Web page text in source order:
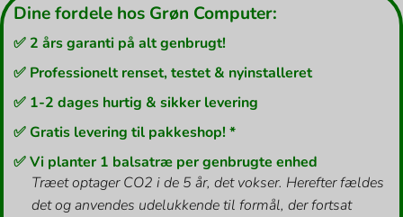
Dine fordele hos Grøn Computer:
✅ 2 års garanti på alt genbrugt!
✅ Professionelt renset, testet & nyinstalleret
✅ 1-2 dages hurtig & sikker levering
✅ Gratis levering til pakkeshop! *
✅ Vi planter 1 balsatræ per genbrugte enhed
Træet optager CO2 i de 5 år, det vokser. Herefter fældes
det og anvendes udelukkende til formål, der fortsat